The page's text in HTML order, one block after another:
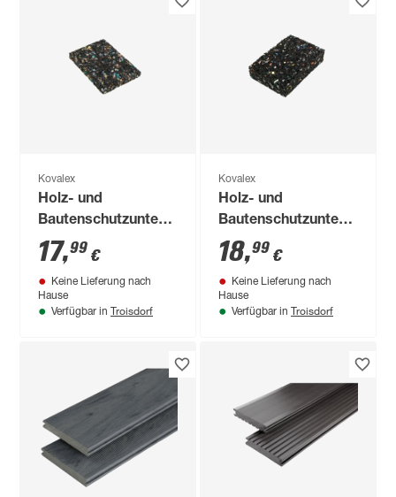
Kovalex
Holz- und
Bautenschutzunterlage
90 x 60 x 8 mm,
48er-Pack
17,99 €
Keine Lieferung nach
Hause
Verfügbar in Troisdorf
Kovalex
Holz- und
Bautenschutzunterlage
100 x 20 x 60 mm,
20er-Pack
18,99 €
Keine Lieferung nach
Hause
Verfügbar in Troisdorf